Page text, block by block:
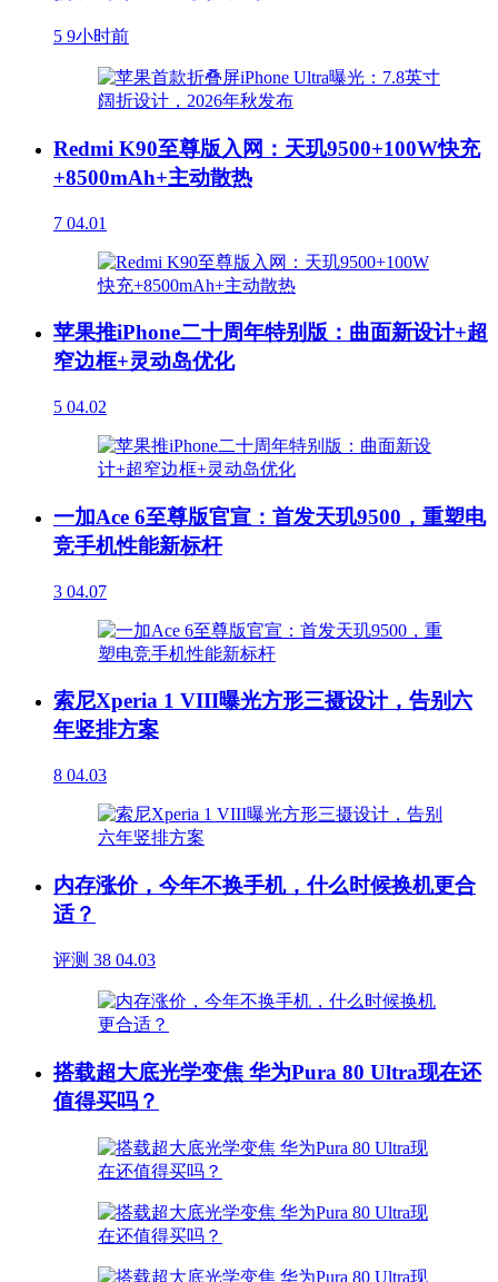
5 9小时前
Redmi K90至尊版入网：天玑9500+100W快充
+8500mAh+主动散热
7 04.01
苹果推iPhone二十周年特别版：曲面新设计+超
窄边框+灵动岛优化
5 04.02
一加Ace 6至尊版官宣：首发天玑9500，重塑电
竞手机性能新标杆
3 04.07
索尼Xperia 1 VIII曝光方形三摄设计，告别六
年竖排方案
8 04.03
内存涨价，今年不换手机，什么时候换机更合
适？
评测 38 04.03
搭载超大底光学变焦 华为Pura 80 Ultra现在还
值得买吗？